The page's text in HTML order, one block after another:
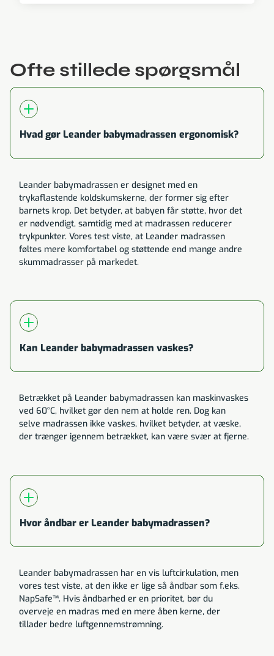
Ofte stillede spørgsmål
Hvad gør Leander babymadrassen ergonomisk?
Leander babymadrassen er designet med en
trykaflastende koldskumskerne, der former sig efter
barnets krop. Det betyder, at babyen får støtte, hvor det
er nødvendigt, samtidig med at madrassen reducerer
trykpunkter. Vores test viste, at Leander madrassen
føltes mere komfortabel og støttende end mange andre
skummadrasser på markedet.
Kan Leander babymadrassen vaskes?
Betrækket på Leander babymadrassen kan maskinvaskes
ved 60°C, hvilket gør den nem at holde ren. Dog kan
selve madrassen ikke vaskes, hvilket betyder, at væske,
der trænger igennem betrækket, kan være svær at fjerne.
Hvor åndbar er Leander babymadrassen?
Leander babymadrassen har en vis luftcirkulation, men
vores test viste, at den ikke er lige så åndbar som f.eks.
NapSafe™. Hvis åndbarhed er en prioritet, bør du
overveje en madras med en mere åben kerne, der
tillader bedre luftgennemstrømning.